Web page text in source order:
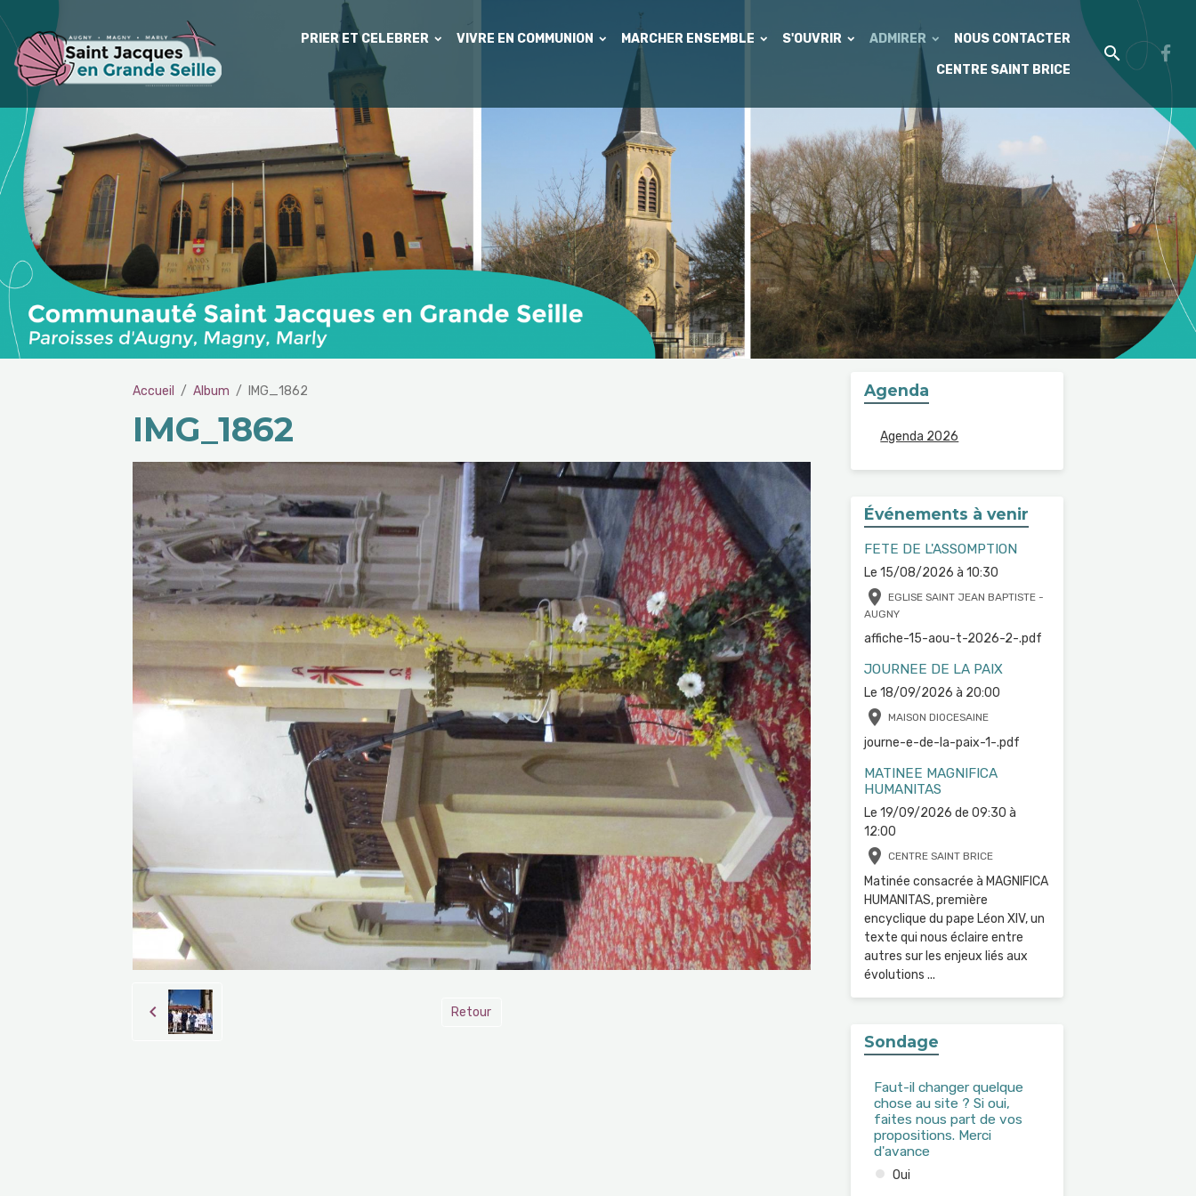
PRIER ET CELEBRER VIVRE EN COMMUNION MARCHER ENSEMBLE S'OUVRIR ADMIRER NOUS CONTACTER
CENTRE SAINT BRICE
Accueil Album IMG_1862
IMG_1862
Retour
Agenda
Agenda 2026
Événements à venir
FETE DE L'ASSOMPTION
Le 15/08/2026 à 10:30
EGLISE SAINT JEAN BAPTISTE -
AUGNY
affiche-15-aou-t-2026-2-.pdf
JOURNEE DE LA PAIX
Le 18/09/2026 à 20:00
MAISON DIOCESAINE
journe-e-de-la-paix-1-.pdf
MATINEE MAGNIFICA
HUMANITAS
Le 19/09/2026 de 09:30 à
12:00
CENTRE SAINT BRICE
Matinée consacrée à MAGNIFICA
HUMANITAS, première
encyclique du pape Léon XIV, un
texte qui nous éclaire entre
autres sur les enjeux liés aux
évolutions ...
Sondage
Faut-il changer quelque
chose au site ? Si oui,
faites nous part de vos
propositions. Merci
d'avance
Oui